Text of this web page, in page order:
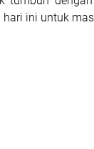
ini untuk